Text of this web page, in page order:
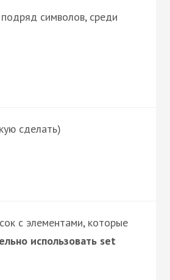
символов, среди
сделать)
с элементами, которые
использовать set